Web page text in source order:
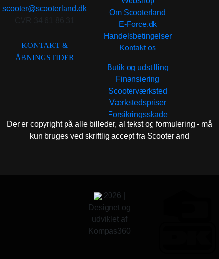
scooter@scooterland.dk
KONTAKT &
ÅBNINGSTIDER
Om Scooterland
E-Force.dk
Handelsbetingelser
Kontakt os
Butik og udstilling
Finansiering
Scooterværksted
Værkstedspriser
Forsikringsskade
Der er copyright på alle billeder, al tekst og formulering - må
kun bruges ved skriftlig accept fra Scooterland
2026 |
Designet og
udviklet af
Kompas360